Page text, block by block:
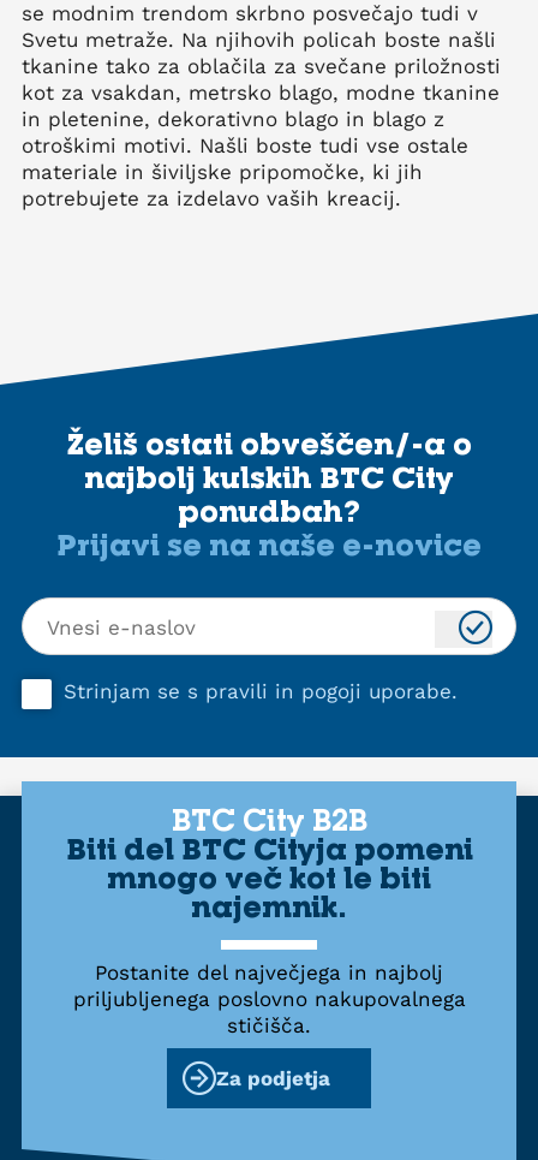
se modnim trendom skrbno posvečajo tudi v
Svetu metraže. Na njihovih policah boste našli
tkanine tako za oblačila za svečane priložnosti
kot za vsakdan, metrsko blago, modne tkanine
in pletenine, dekorativno blago in blago z
otroškimi motivi. Našli boste tudi vse ostale
materiale in šiviljske pripomočke, ki jih
potrebujete za izdelavo vaših kreacij.
Želiš ostati obveščen/-a o
najbolj kulskih BTC City
ponudbah?
Prijavi se na naše e-novice
Strinjam se s pravili in pogoji uporabe.
BTC City B2B
Biti del BTC Cityja pomeni
mnogo več kot le biti
najemnik.
Postanite del največjega in najbolj
priljubljenega poslovno nakupovalnega
stičišča.
Za podjetja